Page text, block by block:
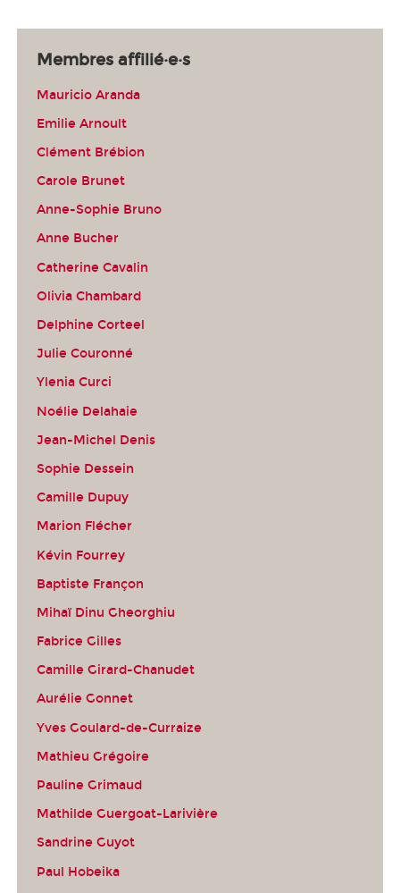
Membres affilié·e·s
Mauricio Aranda
Emilie Arnoult
Clément Brébion
Carole Brunet
Anne-Sophie Bruno
Anne Bucher
Catherine Cavalin
Olivia Chambard
Delphine Corteel
Julie Couronné
Ylenia Curci
Noélie Delahaie
Jean-Michel Denis
Sophie Dessein
Camille Dupuy
Marion Flécher
Kévin Fourrey
Baptiste Françon
Mihaï Dinu Gheorghiu
Fabrice Gilles
Camille Girard-Chanudet
Aurélie Gonnet
Yves Goulard-de-Curraize
Mathieu Grégoire
Pauline Grimaud
Mathilde Guergoat-Larivière
Sandrine Guyot
Paul Hobeika